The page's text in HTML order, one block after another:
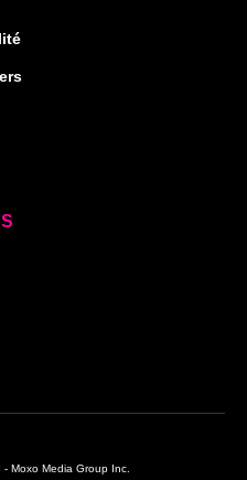
Moxo Media Group Inc.